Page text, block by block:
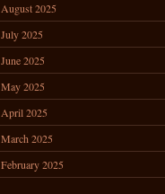
August 2025
July 2025
June 2025
May 2025
April 2025
March 2025
February 2025